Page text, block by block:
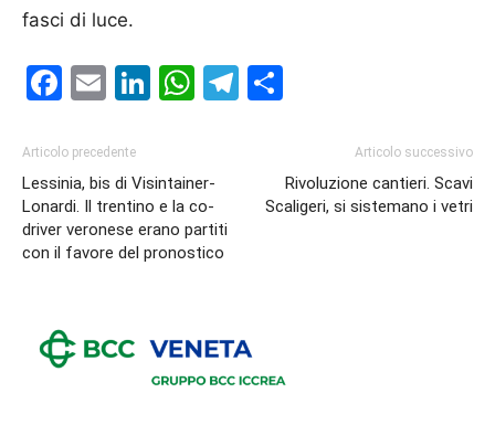
fasci di luce.
Facebook
EmailLinkedIn
WhatsApp
Telegram
Articolo precedente
Lessinia, bis di Visintainer-
Lonardi. Il trentino e la co-
driver veronese erano partiti
con il favore del pronostico
Articolo successivo
Rivoluzione cantieri. Scavi
Scaligeri, si sistemano i vetri